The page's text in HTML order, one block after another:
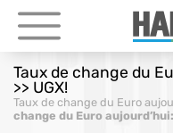
Taux de change du
>> UGX!
Taux de change du Euro
change du Euro